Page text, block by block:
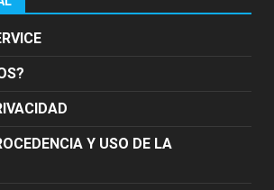
Y USO DE LA